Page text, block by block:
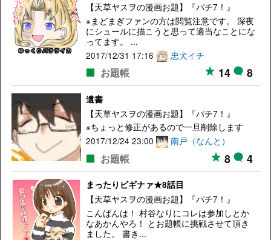
【天草ヤスヲの漫画お題】『パチ7！』
※まどまぎファンの方は閲覧注意です。 深夜
にシュールに描こうと思って適当なことにな
ってます。 ...
2017/12/31 17:16
忠犬イチ
お題帳 14 8
遺書
【天草ヤスヲの漫画お題】『パチ7！』
※ちょっと修正があるので一旦削除します
2017/12/24 23:00
南戸（なんと）
お題帳 8 4
まったりビギナァ★8話目
【天草ヤスヲの漫画お題】『パチ7！』
こんばんは！ 村谷なりにコレは参加しとか
なあかんやろ！ とお題帳に挑戦させて頂き
ました。 書き...